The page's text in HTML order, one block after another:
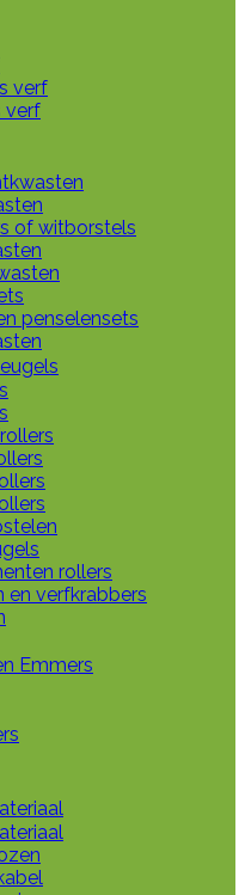
verf
verf
of witborstels
penselensets
rollers
en verfkrabbers
Emmers